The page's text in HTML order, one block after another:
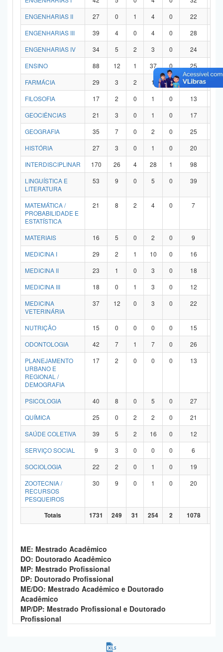
ENGENHARIAS II
27 0 1 4 0 22
ENGENHARIAS III
39 4 0 4 0 28
ENGENHARIAS IV
34 5 2 3 0 24
ENSINO
88 12 1 37 0 25
FARMÁCIA
29 3 2 1 0 21
FILOSOFIA
17 2 0 1 0 13
GEOCIÊNCIAS
21 3 0 1 0 17
GEOGRAFIA
35 7 0 2 0 25
HISTÓRIA
27 3 0 1 0 20
INTERDISCIPLINAR
170 26 4 28 1 98
LINGUÍSTICA E
LITERATURA
53 9 0 5 0 39
MATEMÁTICA /
PROBABILIDADE E
ESTATÍSTICA
21 8 2 4 0 7
MATERIAIS 16 5 0 2 0 9
MEDICINA I
29 2 1 10 0 16
MEDICINA II
23 1 0 3 0 18
MEDICINA III
18 0 1 3 0 12
MEDICINA
VETERINÁRIA
37 12 0 3 0 22
NUTRIÇÃO 15 0 0 0 0 15
ODONTOLOGIA
42 7 1 7 0 26
PLANEJAMENTO
URBANO E
REGIONAL /
DEMOGRAFIA
17 2 0 0 0 13
PSICOLOGIA 40 8 0 5 0 27
QUÍMICA
25 0 2 2 0 21
SAÚDE COLETIVA
39 5 2 16 0 12
SERVIÇO SOCIAL
9 3 0 0 0 6
SOCIOLOGIA
22 2 0 1 0 19
ZOOTECNIA /
RECURSOS
PESQUEIROS
30 9 0 1 0 20
Totais 1731 249 31 254 2 1078
ME: Mestrado Acadêmico
DO: Doutorado Acadêmico
MP: Mestrado Profissional
DP: Doutorado Profissional
ME/DO: Mestrado Acadêmico e Doutorado
Acadêmico
MP/DP: Mestrado Profissional e Doutorado
Profissional